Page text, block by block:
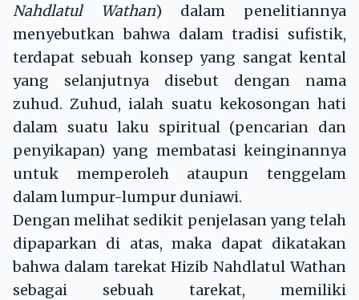
Nahdlatul Wathan) dalam penelitiannya
menyebutkan bahwa dalam tradisi sufistik,
terdapat sebuah konsep yang sangat kental
yang selanjutnya disebut dengan nama
zuhud. Zuhud, ialah suatu kekosongan hati
dalam suatu laku spiritual (pencarian dan
penyikapan) yang membatasi keinginannya
untuk memperoleh ataupun tenggelam
dalam lumpur-lumpur duniawi.
Dengan melihat sedikit penjelasan yang telah
dipaparkan di atas, maka dapat dikatakan
bahwa dalam tarekat Hizib Nahdlatul Wathan
sebagai sebuah tarekat, memiliki